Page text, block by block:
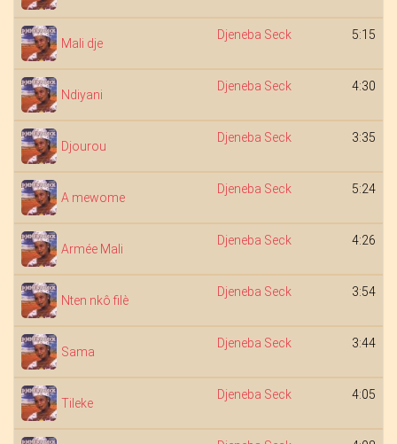
Mali dje
Djeneba Seck 5:15
Ndiyani
Djeneba Seck 4:30
Djourou
Djeneba Seck 3:35
A mewome
Djeneba Seck 5:24
Armée Mali
Djeneba Seck 4:26
Nten nkô filè
Djeneba Seck 3:54
Sama
Djeneba Seck 3:44
Tileke
Djeneba Seck 4:05